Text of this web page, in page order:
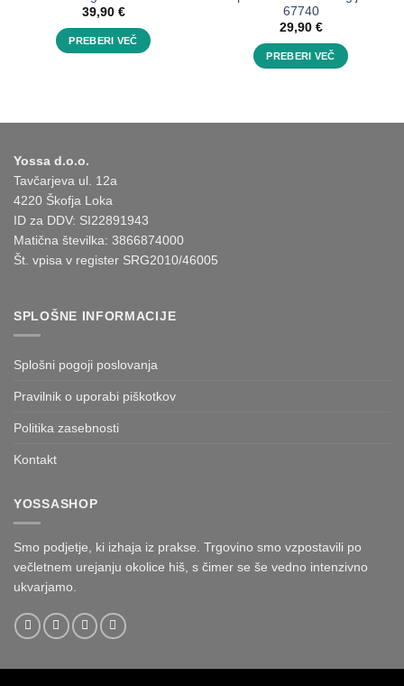
39,90 €
PREBERI VEČ
67740
29,90 €
PREBERI VEČ
Yossa d.o.o.
Tavčarjeva ul. 12a
4220 Škofja Loka
ID za DDV: SI22891943
Matična številka: 3866874000
Št. vpisa v register SRG2010/46005
SPLOŠNE INFORMACIJE
Splošni pogoji poslovanja
Pravilnik o uporabi piškotkov
Politika zasebnosti
Kontakt
YOSSASHOP
Smo podjetje, ki izhaja iz prakse. Trgovino smo vzpostavili po
večletnem urejanju okolice hiš, s čimer se še vedno intenzivno
ukvarjamo.